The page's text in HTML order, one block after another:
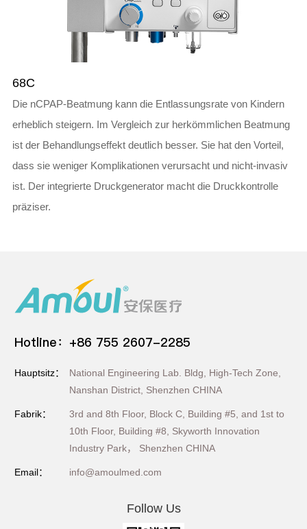
68C
Die nCPAP-Beatmung kann die Entlassungsrate von Kindern
erheblich steigern. Im Vergleich zur herkömmlichen Beatmung
ist der Behandlungseffekt deutlich besser. Sie hat den Vorteil,
dass sie weniger Komplikationen verursacht und nicht-invasiv
ist. Der integrierte Druckgenerator macht die Druckkontrolle
präziser.
Hotline：+86 755 2607-2285
Hauptsitz：
National Engineering Lab. Bldg, High-Tech Zone,
Nanshan District, Shenzhen CHINA
Fabrik：
3rd and 8th Floor, Block C, Building #5, and 1st to
10th Floor, Building #8, Skyworth Innovation
Industry Park， Shenzhen CHINA
Email： info@amoulmed.com
Follow Us